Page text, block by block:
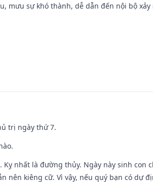
mưu sự khó thành, dễ dẫn đến nội bộ
trị ngày thứ 7.
nhất là đường thủy. Ngày này sinh con
nên kiêng cữ. Vì vậy, nếu quý bạn có dự